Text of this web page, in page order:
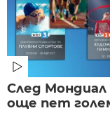
След Мондиал
още пет